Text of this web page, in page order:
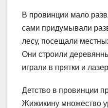
В провинции мало
сами придумывали
лесу, посещали
Они строили
играли в прятки и
Детство в провинции
Жижикину множество